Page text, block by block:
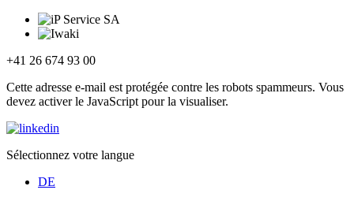
+41 26 674 93 00
Cette adresse e-mail est protégée contre les robots spammeurs. Vous
devez activer le JavaScript pour la visualiser.
Sélectionnez votre langue
DE